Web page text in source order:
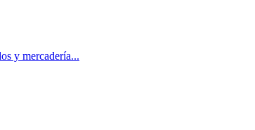
y mercadería...